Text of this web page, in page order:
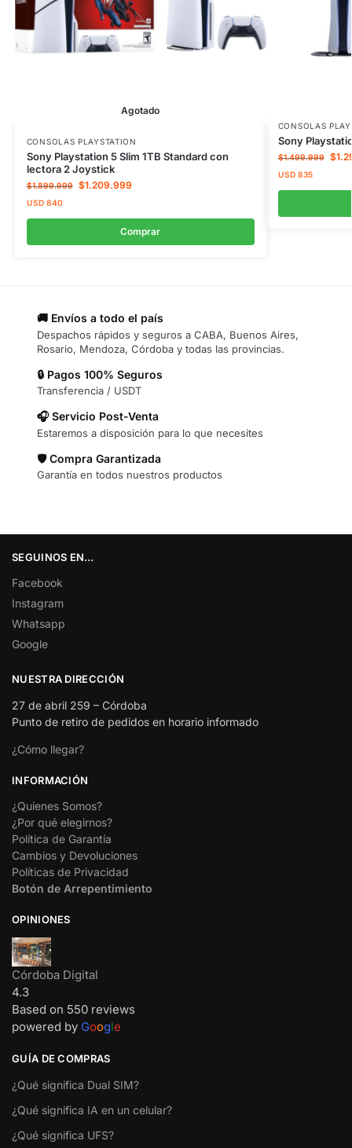
Agotado
CONSOLAS PLAYSTATION
Sony Playstation 5 Slim 1TB Standard con
lectora 2 Joystick
$1.899.999 $1.209.999
USD840
Comprar
CONSOLAS
Sony
$1.499.999 $
USD835
🚚 Envíos a todo el país
Despachos rápidos y seguros a CABA, Buenos Aires,
Rosario, Mendoza, Córdoba y todas las provincias.
🔒 Pagos 100% Seguros
Transferencia / USDT
🎧 Servicio Post-Venta
Estaremos a disposición para lo que necesites
🛡️ Compra Garantizada
Garantía en todos nuestros productos
SEGUINOS EN…
Facebook
Instagram
Whatsapp
Google
NUESTRA DIRECCIÓN
27 de abril 259 – Córdoba
Punto de retiro de pedidos en horario informado
¿Cómo llegar?
INFORMACIÓN
¿Quienes Somos?
¿Por qué elegirnos?
Política de Garantía
Cambios y Devoluciones
Políticas de Privacidad
Botón de Arrepentimiento
OPINIONES
Córdoba Digital
4.3
Based on 550 reviews
powered by Google
GUÍA DE COMPRAS
¿Qué significa Dual SIM?
¿Qué significa IA en un celular?
¿Qué significa UFS?